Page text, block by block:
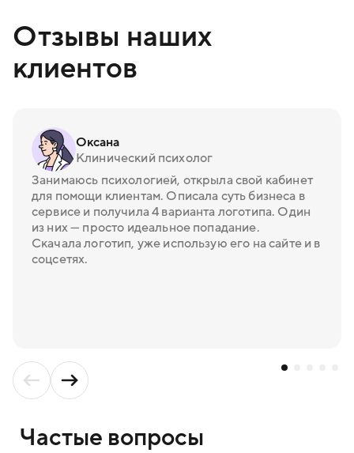
Отзывы наших
клиентов
Оксана
Клинический психолог
Занимаюсь психологией, открыла свой кабинет
для помощи клиентам. Описала суть бизнеса в
сервисе и получила 4 варианта логотипа. Один
из них — просто идеальное попадание.
Скачала логотип, уже использую его на сайте и в
соцсетях.
Частые вопросы